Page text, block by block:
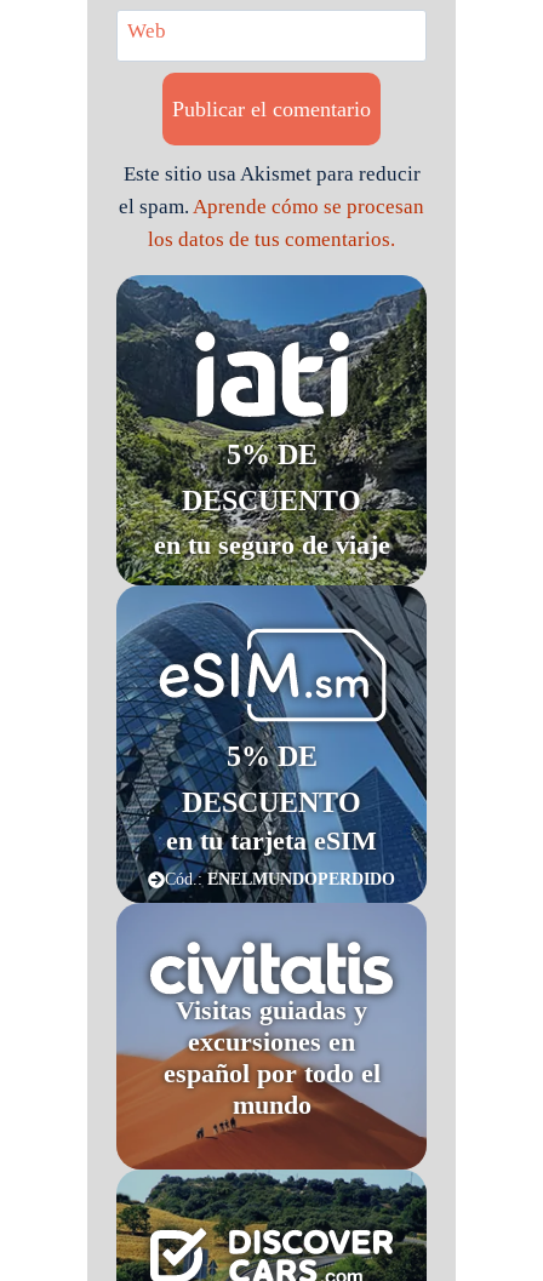
Web
Este sitio usa Akismet para reducir
el spam. Aprende cómo se procesan
los datos de tus comentarios.
5% DE
DESCUENTO
en tu seguro de viaje
5% DE
DESCUENTO
en tu tarjeta eSIM
Cód.:ENELMUNDOPERDIDO
Visitas guiadas y
excursiones en
español por todo el
mundo